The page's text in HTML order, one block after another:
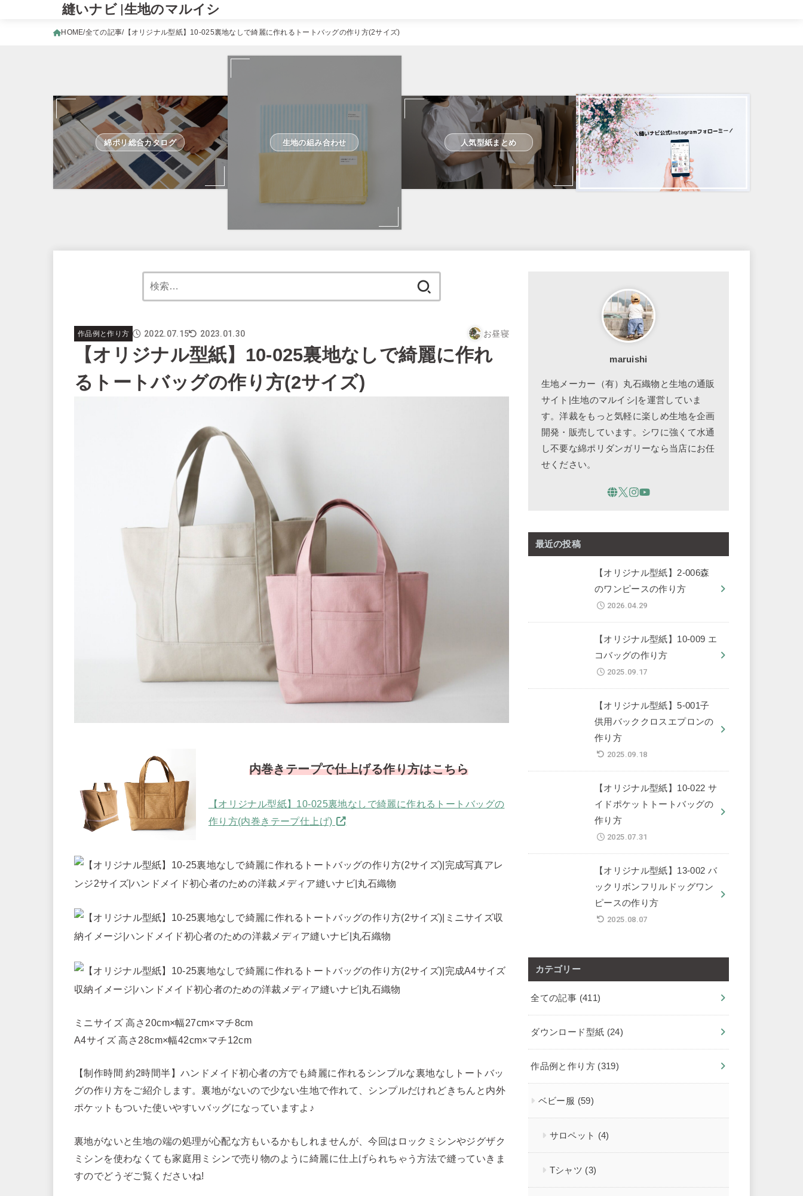
縫いナビ |生地のマルイシ
HOME 全ての記事 【オリジナル型紙】10-025裏地なしで綺麗に作れるトートバッグの作り方(2サイズ)
綿ポリ総合カタログ 生地の組み合わせ 人気型紙まとめ
索:
作品例と作り方 2022.07.15 2023.01.30 お昼寝
【オリジナル型紙】10-025裏地なしで綺麗に作れ
るトートバッグの作り方(2サイズ)
内巻きテープで仕上げる作り方はこちら
【オリジナル型紙】10-025裏地なしで綺麗に作れるトートバッグの
作り方(内巻きテープ仕上げ)
ミニサイズ 高さ20cm×幅27cm×マチ8cm
A4サイズ 高さ28cm×幅42cm×マチ12cm
【制作時間 約2時間半】ハンドメイド初心者の方でも綺麗に作れるシンプルな裏地なしトートバッ
グの作り方をご紹介します。裏地がないので少ない生地で作れて、シンプルだけれどきちんと内外
ポケットもついた使いやすいバッグになっていますよ♪
裏地がないと生地の端の処理が心配な方もいるかもしれませんが、今回はロックミシンやジグザク
ミシンを使わなくても家庭用ミシンで売り物のように綺麗に仕上げられちゃう方法で縫っていきま
すのでどうぞご覧くださいね!
maruishi
生地メーカー（有）丸石織物と生地の通販
サイト|生地のマルイシ|を運営していま
す。洋裁をもっと気軽に楽しめ生地を企画
開発・販売しています。シワに強くて水通
し不要な綿ポリダンガリーなら当店にお任
せください。
最近の投稿
【オリジナル型紙】2-006森
のワンピースの作り方
2026.04.29
【オリジナル型紙】10-009 エ
コバッグの作り方
2025.09.17
【オリジナル型紙】5-001子
供用バッククロスエプロンの
作り方
2025.09.18
【オリジナル型紙】10-022 サ
イドポケットトートバッグの
作り方
2025.07.31
【オリジナル型紙】13-002 バ
ックリボンフリルドッグワン
ピースの作り方
2025.08.07
カテゴリー
全ての記事 (411)
ダウンロード型紙 (24)
作品例と作り方 (319)
ベビー服 (59)
サロペット (4)
Tシャツ (3)